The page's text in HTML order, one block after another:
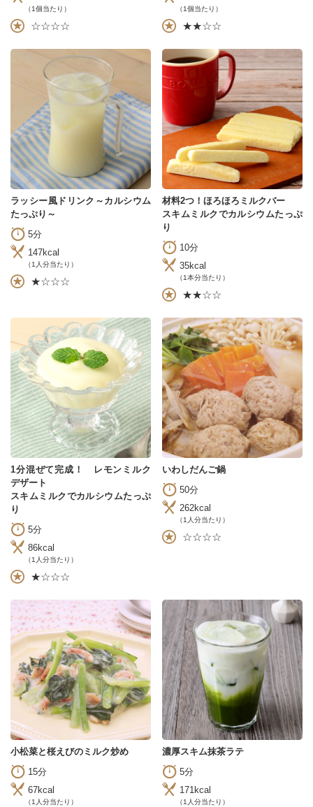
（1個当たり）
☆☆☆☆
（1個当たり）
★★☆☆
ラッシー風ドリンク～カルシウム
たっぷり～
5分
147kcal
（1人分当たり）
★☆☆☆
材料2つ！ほろほろミルクバー
スキムミルクでカルシウムたっぷ
り
10分
35kcal
（1本分当たり）
★★☆☆
1分混ぜて完成！ レモンミルク
デザート
スキムミルクでカルシウムたっぷ
り
5分
86kcal
（1人分当たり）
★☆☆☆
いわしだんご鍋
50分
262kcal
（1人分当たり）
☆☆☆☆
小松菜と桜えびのミルク炒め
15分
67kcal
（1人分当たり）
濃厚スキム抹茶ラテ
5分
171kcal
（1人分当たり）